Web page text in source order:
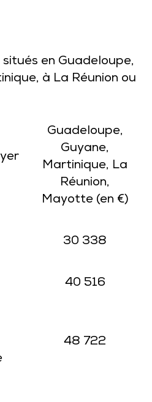
en Guadeloupe,
à La Réunion ou
Guadeloupe,
Guyane,
Martinique, La
Réunion,
Mayotte (en €)
30 338
40 516
48 722